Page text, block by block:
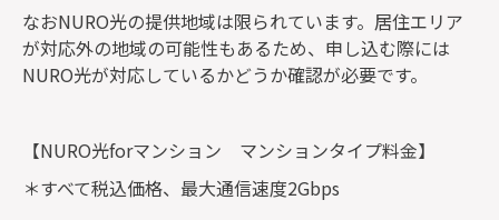
なおNURO光の提供地域は限られています。居住エリア
が対応外の地域の可能性もあるため、申し込む際には
NURO光が対応しているかどうか確認が必要です。
【NURO光forマンション マンションタイプ料金】
＊すべて税込価格、最大通信速度2Gbps